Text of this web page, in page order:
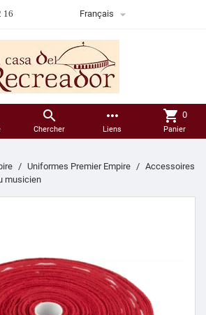
16 Français 

Chercher
more_horiz
Liens
shopping_cart 0
Panier
Uniformes Premier Empire
Accessoires
musicien